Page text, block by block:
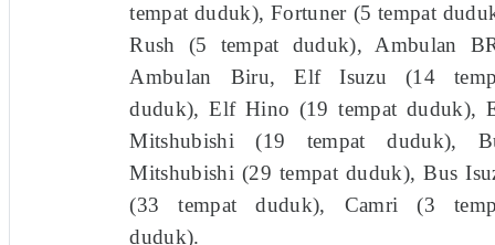
tempat duduk), Fortuner (5 tempat
Rush (5 tempat duduk), Ambulan
Ambulan Biru, Elf Isuzu (14
duduk), Elf Hino (19 tempat duduk),
Mitshubishi (19 tempat duduk),
Mitshubishi (29 tempat duduk), Bus
(33 tempat duduk), Camri (3
duduk).